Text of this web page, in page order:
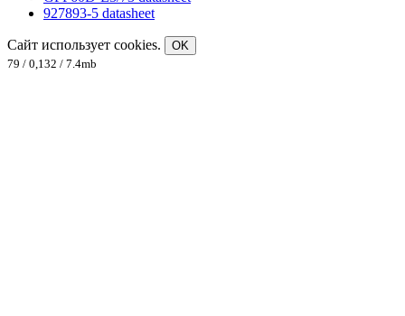
927893-5 datasheet
Сайт использует cookies.
OK
79 / 0,132 / 7.4mb